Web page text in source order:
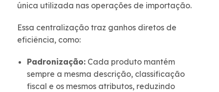
única utilizada nas operações de importação.
Essa centralização traz ganhos diretos de
eficiência, como:
Padronização: Cada produto mantém
sempre a mesma descrição, classificação
fiscal e os mesmos atributos, reduzindo